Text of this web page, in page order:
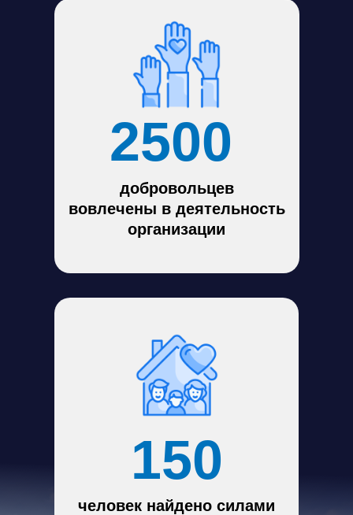
2500
добровольцев
вовлечены в деятельность
организации
150
человек найдено силами